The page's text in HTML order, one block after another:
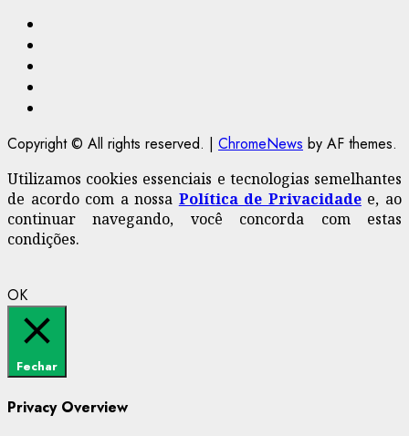
Copyright © All rights reserved. | ChromeNews by AF themes.
Utilizamos cookies essenciais e tecnologias semelhantes
de acordo com a nossa Política de Privacidadee, ao
continuar navegando, você concorda com estas
condições.
OK
Fechar
Privacy Overview